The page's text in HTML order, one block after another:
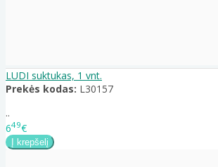
LUDI suktukas, 1 vnt.
Prekės kodas: L30157
..
649€